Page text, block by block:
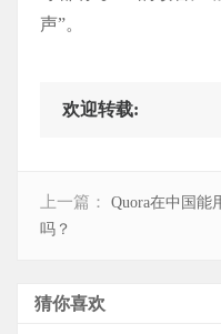
声”。
欢迎转载:
上一篇： Quora在中国能
吗？
猜你喜欢